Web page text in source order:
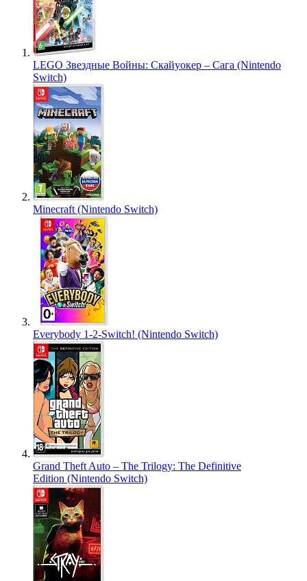
LEGO Звездные Войны: Скайуокер – Сага (Nintendo
Switch)
Minecraft (Nintendo Switch)
Everybody 1-2-Switch! (Nintendo Switch)
Grand Theft Auto – The Trilogy: The Definitive
Edition (Nintendo Switch)